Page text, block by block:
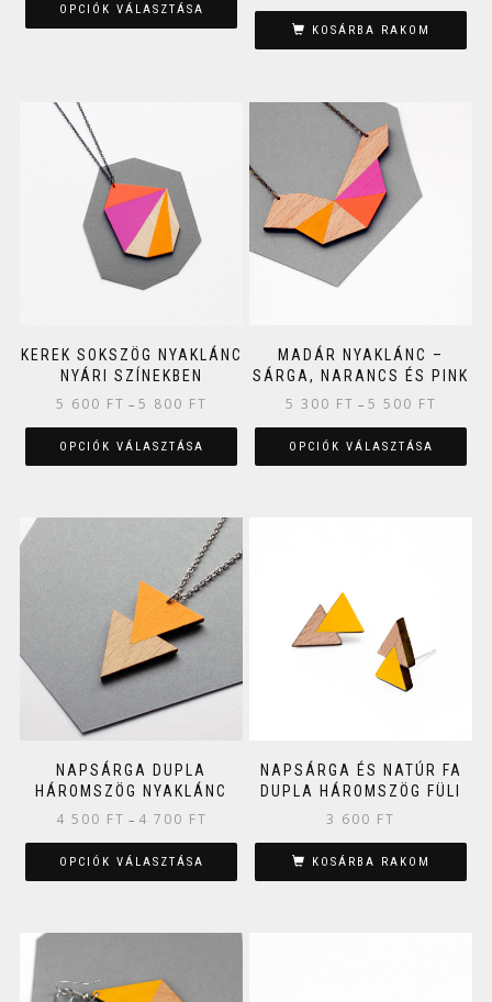
OPCIÓK VÁLASZTÁSA
KOSÁRBA RAKOM
KEREK SOKSZÖG NYAKLÁNC
NYÁRI SZÍNEKBEN
5 600 FT – 5 800 FT
OPCIÓK VÁLASZTÁSA
MADÁR NYAKLÁNC –
SÁRGA, NARANCS ÉS PINK
5 300 FT – 5 500 FT
OPCIÓK VÁLASZTÁSA
NAPSÁRGA DUPLA
HÁROMSZÖG NYAKLÁNC
4 500 FT – 4 700 FT
OPCIÓK VÁLASZTÁSA
NAPSÁRGA ÉS NATÚR FA
DUPLA HÁROMSZÖG FÜLI
3 600 FT
KOSÁRBA RAKOM